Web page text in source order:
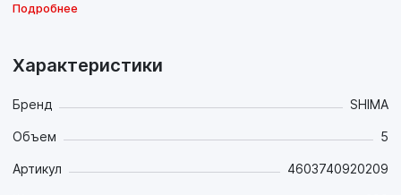
пеногенератора).
воды развести в пропорции 1:3 – 1:6 (для пенокомплектов)
2. Нанести пену подетально на кузов автомобиля и
выдержать 2-3 минуты.
3. Смыть водой при помощи аппарата высокого давления.
Подробнее
Характеристики
Бренд SHIMA
Объем 5
Артикул 4603740920209